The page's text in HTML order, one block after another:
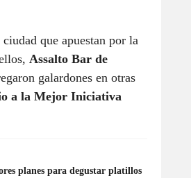
que apuestan por la
Assalto Bar de
galardones en otras
a la Mejor Iniciativa
planes para degustar platillos